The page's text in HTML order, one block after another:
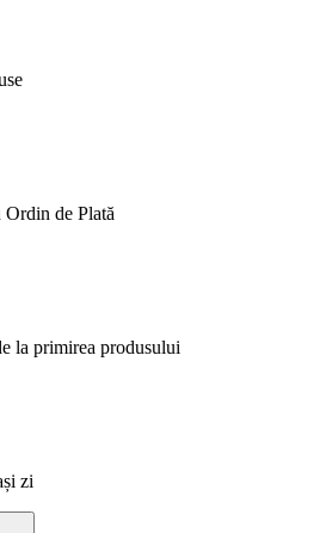
de Plată
la primirea produsului
zi